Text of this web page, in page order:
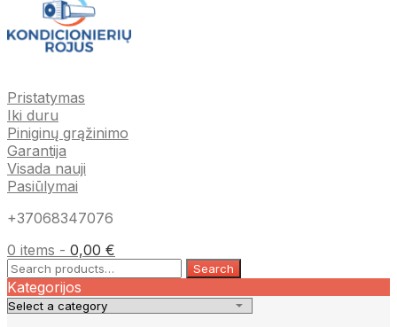
Pristatymas
Iki duru
Piniginų grąžinimo
Garantija
Visada nauji
Pasiūlymai
+37068347076
0 items - 0,00 €
Search
for:
Search
Kategorijos